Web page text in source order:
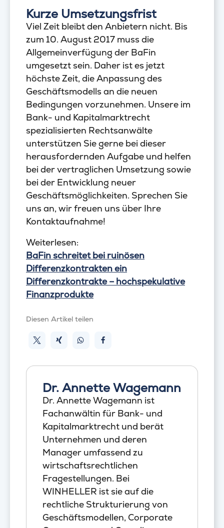
Kurze Umsetzungsfrist
Viel Zeit bleibt den Anbietern nicht. Bis
zum 10. August 2017 muss die
Allgemeinverfügung der BaFin
umgesetzt sein. Daher ist es jetzt
höchste Zeit, die Anpassung des
Geschäftsmodells an die neuen
Bedingungen vorzunehmen. Unsere im
Bank- und Kapitalmarktrecht
spezialisierten Rechtsanwälte
unterstützen Sie gerne bei dieser
herausfordernden Aufgabe und helfen
bei der vertraglichen Umsetzung sowie
bei der Entwicklung neuer
Geschäftsmöglichkeiten. Sprechen Sie
uns an, wir freuen uns über Ihre
Kontaktaufnahme!
Weiterlesen:
BaFin schreitet bei ruinösen
Differenzkontrakten ein
Differenzkontrakte – hochspekulative
Finanzprodukte
Diesen Artikel teilen
Dr. Annette Wagemann
Dr. Annette Wagemann ist
Fachanwältin für Bank- und
Kapitalmarktrecht und berät
Unternehmen und deren
Manager umfassend zu
wirtschaftsrechtlichen
Fragestellungen. Bei
WINHELLER ist sie auf die
rechtliche Strukturierung von
Geschäftsmodellen, Corporate